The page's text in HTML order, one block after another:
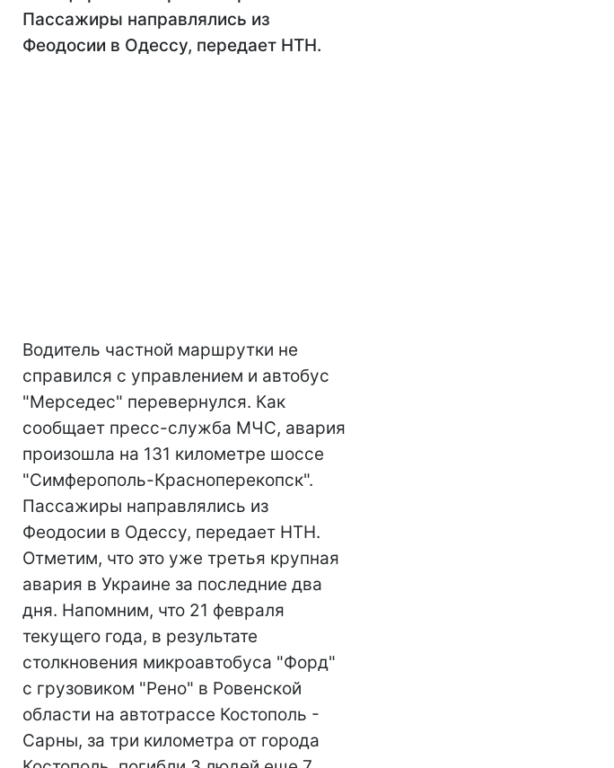
Пассажиры направлялись из
Феодосии в Одессу, передает НТН.
Водитель частной маршрутки не
справился с управлением и автобус
"Мерседес" перевернулся. Как
сообщает пресс-служба МЧС, авария
произошла на 131 километре шоссе
"Симферополь-Красноперекопск".
Пассажиры направлялись из
Феодосии в Одессу, передает НТН.
Отметим, что это уже третья крупная
авария в Украине за последние два
дня. Напомним, что 21 февраля
текущего года, в результате
столкновения микроавтобуса "Форд"
с грузовиком "Рено" в Ровенской
области на автотрассе Костополь -
Сарны, за три километра от города